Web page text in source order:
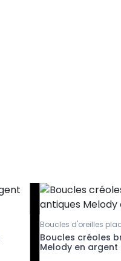
Boucles d'oreilles
Boucles créoles
Melody en argent